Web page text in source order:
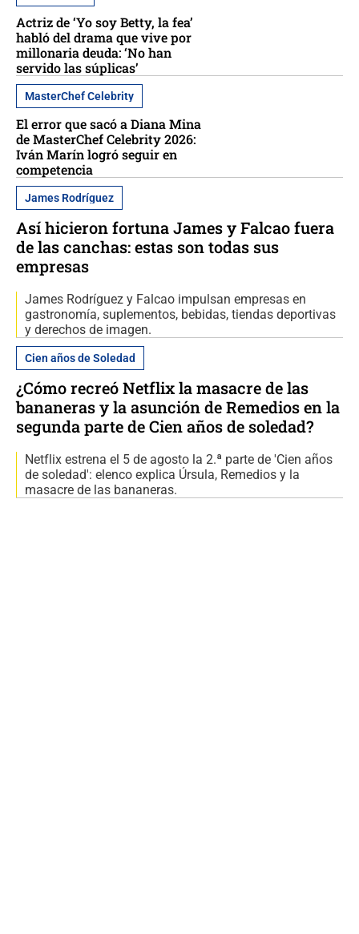
Actriz de ‘Yo soy Betty, la fea’
habló del drama que vive por
millonaria deuda: ‘No han
servido las súplicas’
MasterChef Celebrity
El error que sacó a Diana Mina
de MasterChef Celebrity 2026:
Iván Marín logró seguir en
competencia
James Rodríguez
Así hicieron fortuna James y Falcao fuera
de las canchas: estas son todas sus
empresas
James Rodríguez y Falcao impulsan empresas en
gastronomía, suplementos, bebidas, tiendas deportivas
y derechos de imagen.
Cien años de Soledad
¿Cómo recreó Netflix la masacre de las
bananeras y la asunción de Remedios en la
segunda parte de Cien años de soledad?
Netflix estrena el 5 de agosto la 2.ª parte de 'Cien años
de soledad': elenco explica Úrsula, Remedios y la
masacre de las bananeras.